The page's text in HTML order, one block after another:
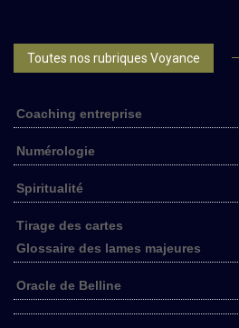
Toutes nos rubriques Voyance
Coaching entreprise
Numérologie
Spiritualité
Tirage des cartes
Glossaire des lames majeures
Oracle de Belline